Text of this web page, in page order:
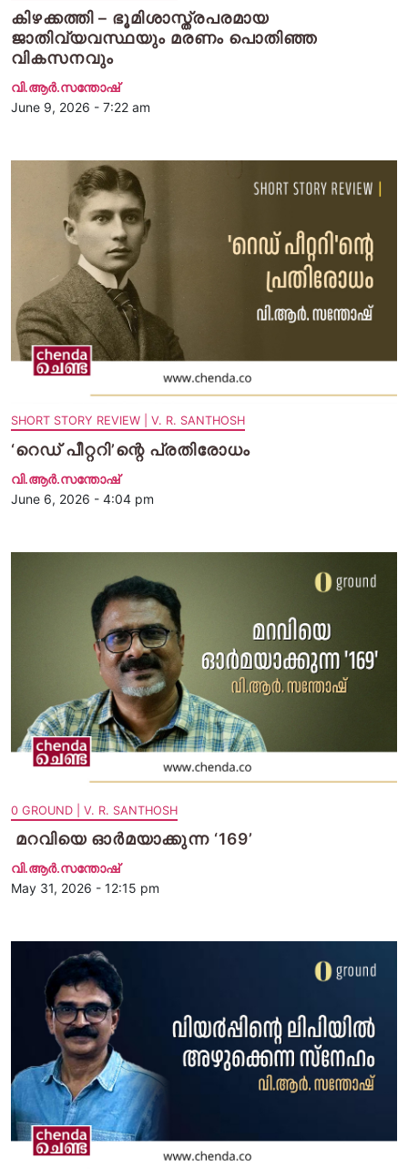
കിഴക്കത്തി – ഭൂമിശാസ്ത്രപരമായ
ജാതിവ്യവസ്ഥയും മരണം പൊതിഞ്ഞ
വികസനവും
വി.ആര്‍.സന്തോഷ്
June 9, 2026 - 7:22 am
SHORT STORY REVIEW | V. R. SANTHOSH
‘റെഡ് പീറ്ററി’ന്റെ പ്രതിരോധം
വി.ആര്‍.സന്തോഷ്
June 6, 2026 - 4:04 pm
0 GROUND | V. R. SANTHOSH
​ മറവിയെ ഓർമയാക്കുന്ന ‘169’
വി.ആര്‍.സന്തോഷ്
May 31, 2026 - 12:15 pm